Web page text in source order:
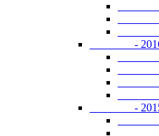
-
-
-
-
-
-
-
-
-
-
-